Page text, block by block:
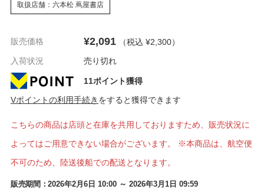
取扱店舗：六本松 蔦屋書店
販売価格 ¥2,091 （税込 ¥2,300）
入荷状況
売り切れ
11ポイント獲得
Vポイントの利用手続き をすると獲得できます
こちらの商品は店頭と在庫を共用しておりますため、販売状況に
よってはご用意できない場合がございます。 ※本商品は、航空便
不可のため、陸送後船での配送となります。
販売期間：2026年2月6日 10:00 ～ 2026年3月1日 09:59